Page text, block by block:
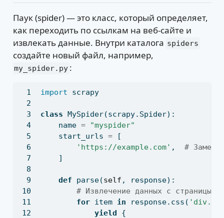
Паук (spider) — это класс, который определяет,
как переходить по ссылкам на веб-сайте и
извлекать данные. Внутри каталога spiders
создайте новый файл, например,
my_spider.py :
import scrapy
class MySpider(scrapy.Spider):
    name
=
"myspider"
    start_urls
= [
'https://example.com' , #
    ]
def parse(self , response):
# Извлечение данных с страницы
for item in response.css(
yield {